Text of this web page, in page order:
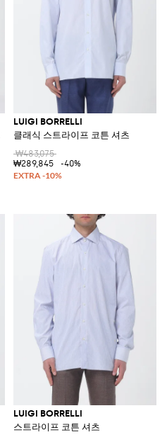
LUIGI BORRELLI
클래식 스트라이프 코튼 셔츠
₩483,075
₩289,845
-40%
LUIGI BORRELLI
스트라이프 코튼 셔츠